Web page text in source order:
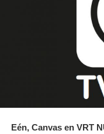
Eén, Canvas en VRT